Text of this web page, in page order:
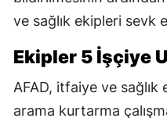
ve sağlık ekipleri sevk
Ekipler 5 İşçiye
AFAD, itfaiye ve
arama kurtarma